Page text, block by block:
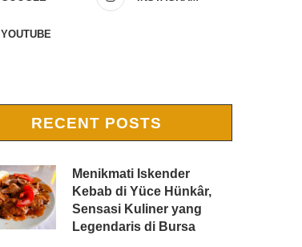
YOUTUBE
RECENT POSTS
Menikmati Iskender
Kebab di Yüce Hünkâr,
Sensasi Kuliner yang
Legendaris di Bursa